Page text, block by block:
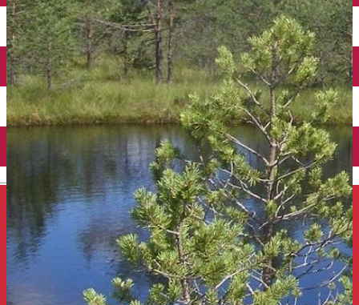
Închirieri auto
Închirieri de biciclete